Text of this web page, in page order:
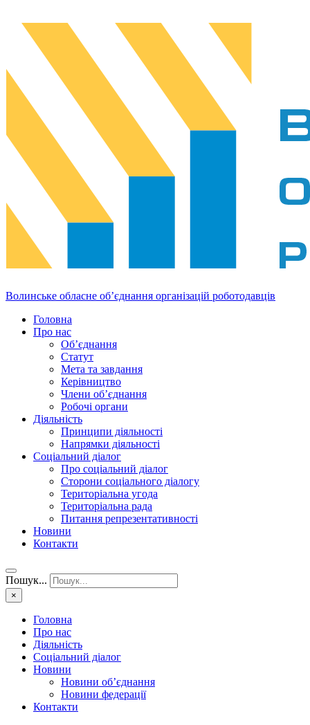
Волинське обласне об’єднання організацій роботодавців
Головна
Про нас
Об’єднання
Статут
Мета та завдання
Керівництво
Члени об’єднання
Робочі органи
Діяльність
Принципи діяльності
Напрямки діяльності
Соціальний діалог
Про соціальний діалог
Сторони соціального діалогу
Територіальна угода
Територіальна рада
Питання репрезентативності
Новини
Контакти
Пошук...
×
Головна
Про нас
Діяльність
Соціальний діалог
Новини
Новини об’єднання
Новини федерації
Контакти